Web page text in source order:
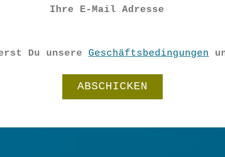
Filzbuchstabe
Menge
In den Warenkorb
Du unsere Geschäftsbedingungen